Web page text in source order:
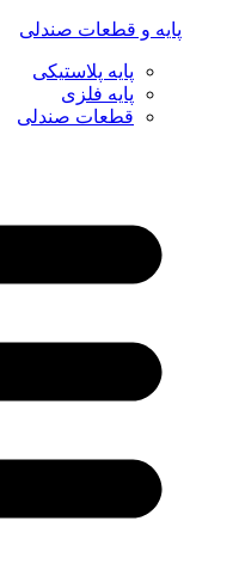
پایه و قطعات صندلی
پایه پلاستیکی
پایه فلزی
قطعات صندلی